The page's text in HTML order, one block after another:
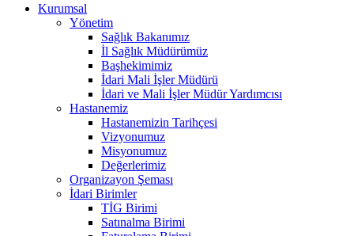
Kurumsal
Yönetim
Sağlık Bakanımız
İl Sağlık Müdürümüz
Başhekimimiz
İdari Mali İşler Müdürü
İdari ve Mali İşler Müdür Yardımcısı
Hastanemiz
Hastanemizin Tarihçesi
Vizyonumuz
Misyonumuz
Değerlerimiz
Organizayon Şeması
İdari Birimler
TİG Birimi
Satınalma Birimi